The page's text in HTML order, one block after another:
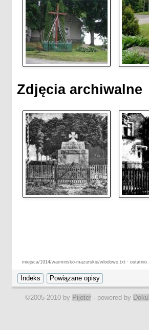
Zdjęcia archiwalne
miejsca/1914/warminsko-mazurskie/wlodowo.txt ·
©2005-2010 by Pijoter · powered by